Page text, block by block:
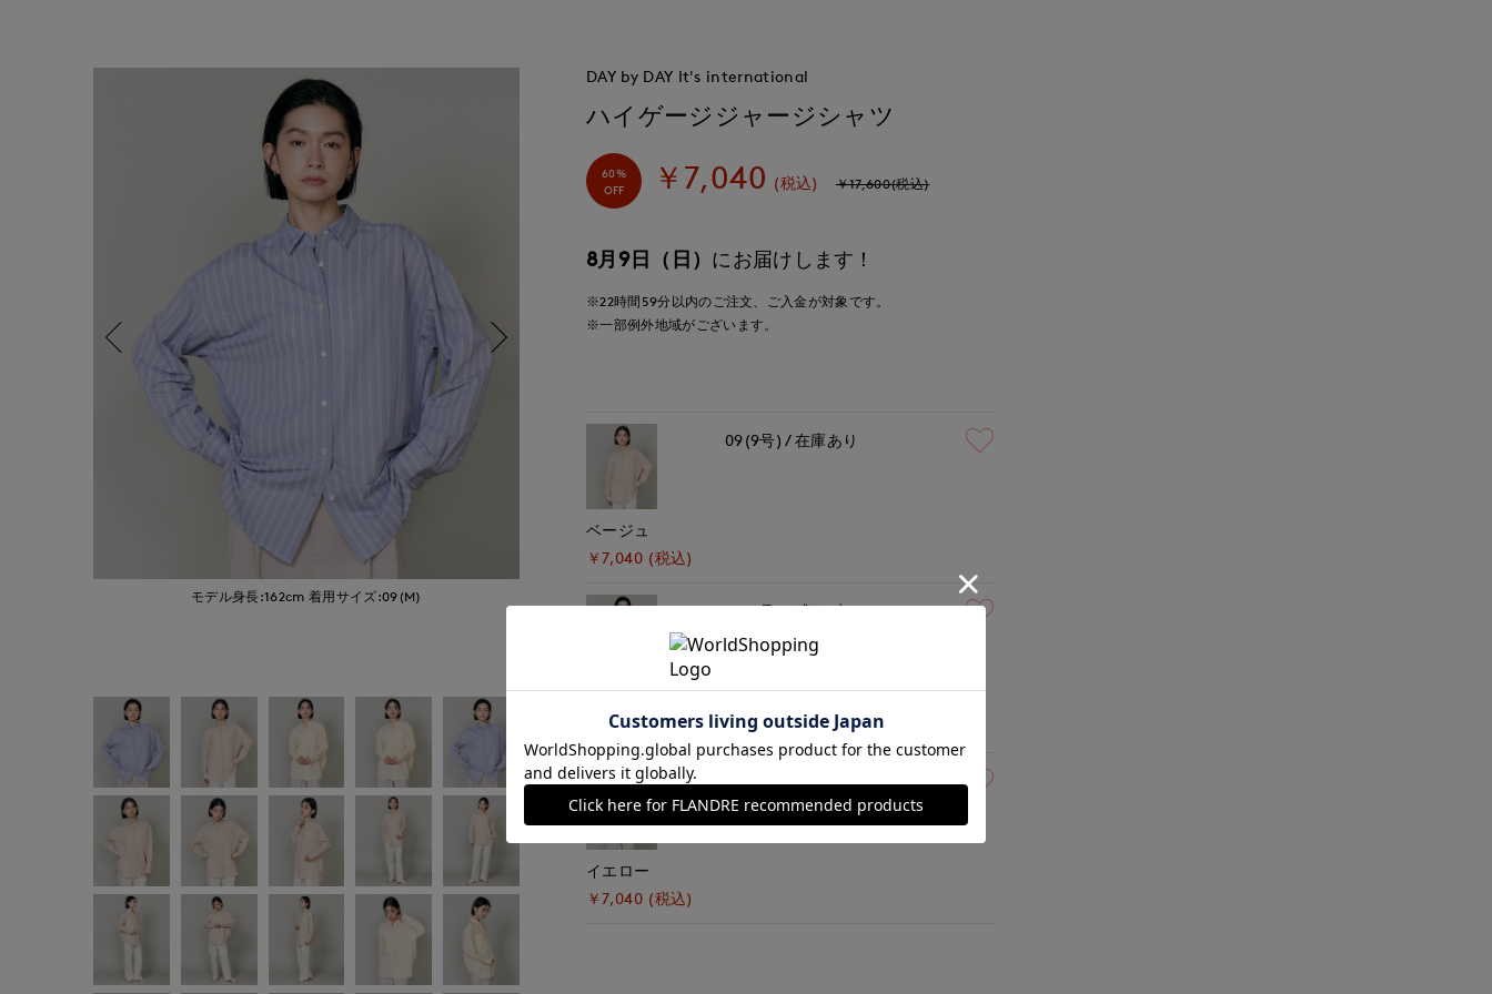
モデル身長:162cm 着用サイズ:09(M) モデル身長:162cm
DAY by DAY It's international
ハイゲージジャージシャツ
60%
OFF
￥7,040 (税込) ￥17,600(税込)
8月9日（日） にお届けします！
※22時間 59分以内のご注文、ご入金が対象です。
※一部例外地域がございます。
ベージュ
￥7,040 (税込)
09(9号) 在庫あり
￥7,040 (税込)
09(9号) 残り1点
イエロー
￥7,040 (税込)
09(9号) 在庫あり